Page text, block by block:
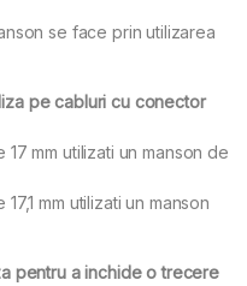
se face prin utilizarea
pe cabluri cu conector
mm utilizati un manson de
mm utilizati un manson
pentru a inchide o trecere